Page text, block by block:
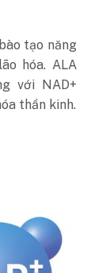
tạo năng
hóa. ALA
với NAD+
thần kinh.